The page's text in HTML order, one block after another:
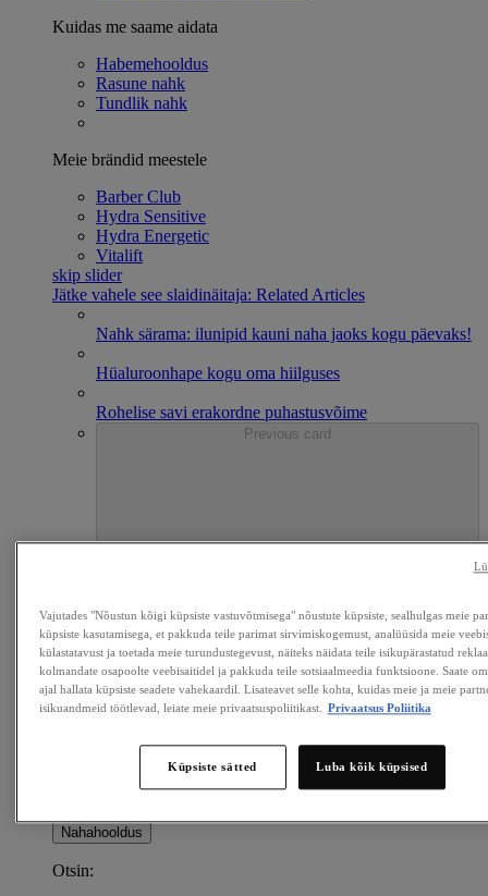
Kuidas me saame aidata
Habemehooldus
Rasune nahk
Tundlik nahk
Meie brändid meestele
Barber Club
Hydra Sensitive
Hydra Energetic
Vitalift
skip slider
Jätke vahele see slaidinäitaja: Related Articles
Nahk särama: ilunipid kauni naha jaoks kogu päevaks!
Hüaluroonhape kogu oma hiilguses
Rohelise savi erakordne puhastusvõime
Previous card
Next card
Nahahooldus
Otsin:
Vajutades "Nõustun kõigi küpsiste vastuvõtmisega" nõustute küpsiste, sealhulgas meie
küpsiste kasutamisega, et pakkuda teile parimat sirvimiskogemust, analüüsida meie
külastatavust ja toetada meie turundustegevust, näiteks näidata teile isikupärastatud
kolmandate osapoolte veebisaitidel ja pakkuda teile sotsiaalmeedia funktsioone. Saate
ajal hallata küpsiste seadete vahekaardil. Lisateavet selle kohta, kuidas meie ja meie
isikuandmeid töötlevad, leiate meie privaatsuspoliitikast.
Privaatsus Poliitika
Küpsiste sätted Luba kõik küpsised